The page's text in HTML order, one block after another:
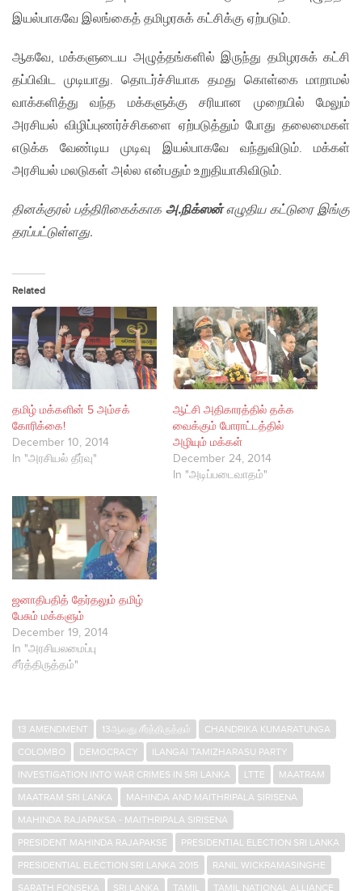
இயல்பாகவே இலங்கைத் தமிழரசுக் கட்சிக்கு ஏற்படும்.
ஆகவே, மக்களுடைய அழுத்தங்களில் இருந்து தமிழரசுக் கட்சி
தப்பிவிட முடியாது. தொடர்ச்சியாக தமது கொள்கை மாறாமல்
வாக்களித்து வந்த மக்களுக்கு சரியான முறையில் மேலும்
அரசியல் விழிப்புணர்ச்சிகளை ஏற்படுத்தும் போது தலைமைகள்
எடுக்க வேண்டிய முடிவு இயல்பாகவே வந்துவிடும். மக்கள்
அரசியல் மலடுகள் அல்ல என்பதும் உறுதியாகிவிடும்.
தினக்குரல் பத்திரிகைக்காக அ.நிக்ஸன்எழுதிய கட்டுரை இங்கு
தரப்பட்டுள்ளது.
Related
தமிழ் மக்களின் 5 அம்சக்
கோரிக்கை!
December 10, 2014
In "அரசியல் தீர்வு"
ஆட்சி அதிகாரத்தில் தக்க
வைக்கும் போராட்டத்தில்
அழியும் மக்கள்
December 24, 2014
In "அடிப்படைவாதம்"
ஜனாதிபதித் தேர்தலும் தமிழ்
பேசும் மக்களும்
December 19, 2014
In "அரசியலமைப்பு
சீர்த்திருத்தம்"
13 AMENDMENT 13ஆவது சீர்த்திருத்தம்
CHANDRIKA KUMARATUNGA
COLOMBO
DEMOCRACY
ILANGAI TAMIZHARASU PARTY
INVESTIGATION INTO WAR CRIMES IN SRI LANKA
LTTE
MAATRAM
MAATRAM SRI LANKA
MAHINDA AND MAITHRIPALA SIRISENA
MAHINDA RAJAPAKSA - MAITHRIPALA SIRISENA
PRESIDENT MAHINDA RAJAPAKSE
PRESIDENTIAL ELECTION SRI LANKA
PRESIDENTIAL ELECTION SRI LANKA 2015
RANIL WICKRAMASINGHE
SARATH FONSEKA
SRI LANKA TAMIL TAMIL NATIONAL ALLIANCE